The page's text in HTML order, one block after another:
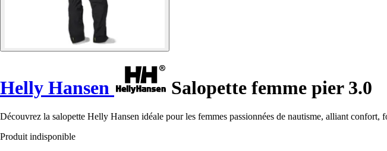
Helly Hansen Salopette femme pier 3.0
Découvrez la salopette Helly Hansen idéale pour les femmes passionnées de nautisme, alliant confort,
Produit indisponible